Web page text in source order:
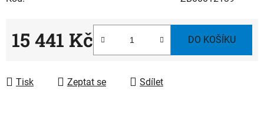
15 441 Kč DO KOŠÍKU
Tisk Zeptat se Sdílet